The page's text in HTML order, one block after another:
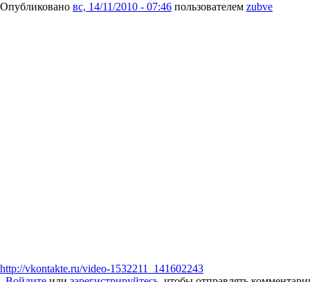
Опубликовано вс, 14/11/2010 - 07:46 пользователем zubve
http://vkontakte.ru/video-1532211_141602243